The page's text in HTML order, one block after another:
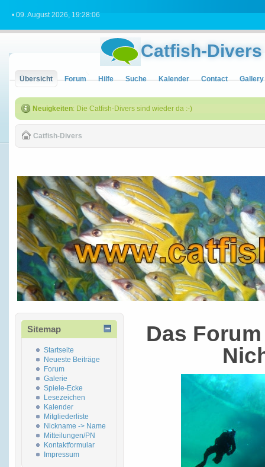
• 09. August 2026, 19:28:06
Catfish-Divers
Übersicht Forum Hilfe Suche Kalender Contact Gallery
Neuigkeiten: Die Catfish-Divers sind wieder da :-)
Catfish-Divers
Sitemap
Startseite
Neueste Beiträge
Forum
Galerie
Spiele-Ecke
Lesezeichen
Kalender
Mitgliederliste
Nickname -> Name
Mitteilungen/PN
Kontaktformular
Impressum
Das